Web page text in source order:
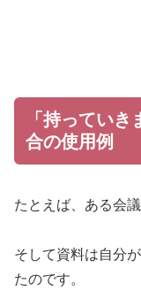
「持ってい
合の使用例
たとえば、ある会
そして資料は自分
たのです。